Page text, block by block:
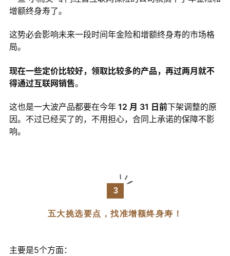
增额终身寿了。
这势必会影响未来一段时间年金险和增额终身寿的市场格
局。
现在一些定价比较好，领取比较多的产品，再过两月就不
得通过互联网销售。
这也是一大波产品都要在今年12 月 31 日前下架调整的原
因。不过已经买了的，不用担心，合同上承诺的保障不影
响。
3
五大挑选要点，找准增额终身寿！
主要是5个方面：